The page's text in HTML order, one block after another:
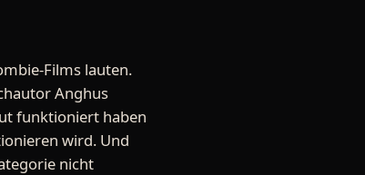
Films lauten.
Anghus
funktioniert haben
wird. Und
nicht